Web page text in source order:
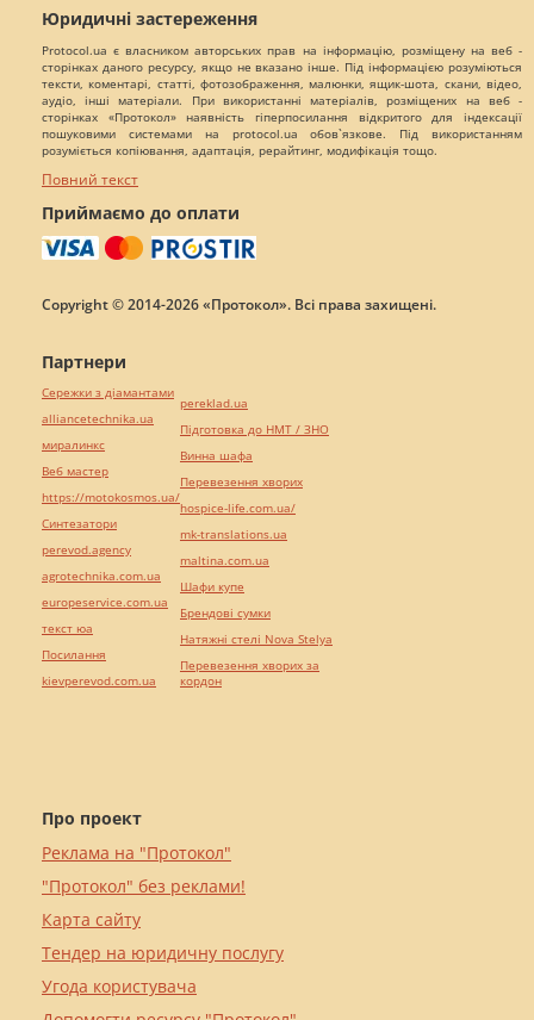
Юридичні застереження
Protocol.ua є власником авторських прав на інформацію, розміщену на веб -
сторінках даного ресурсу, якщо не вказано інше. Під інформацією розуміються
тексти, коментарі, статті, фотозображення, малюнки, ящик-шота, скани, відео,
аудіо, інші матеріали. При використанні матеріалів, розміщених на веб -
сторінках «Протокол» наявність гіперпосилання відкритого для індексації
пошуковими системами на protocol.ua обов`язкове. Під використанням
розуміється копіювання, адаптація, рерайтинг, модифікація тощо.
Повний текст
Приймаємо до оплати
Copyright © 2014-2026 «Протокол». Всі права захищені.
Про проект
Реклама на "Протокол"
"Протокол" без реклами!
Карта сайту
Тендер на юридичну послугу
Угода користувача
Партнери
Сережки з діамантами
alliancetechnika.ua
миралинкс
Веб мастер
https://motokosmos.ua/
Синтезатори
perevod.agency
agrotechnika.com.ua
europeservice.com.ua
текст юа
Посилання
kievperevod.com.ua
pereklad.ua
Підготовка до НМТ / ЗНО
Винна шафа
Перевезення хворих
hospice-life.com.ua/
mk-translations.ua
maltina.com.ua
Шафи купе
Брендові сумки
Натяжні стелі Nova Stelya
Перевезення хворих за
кордон